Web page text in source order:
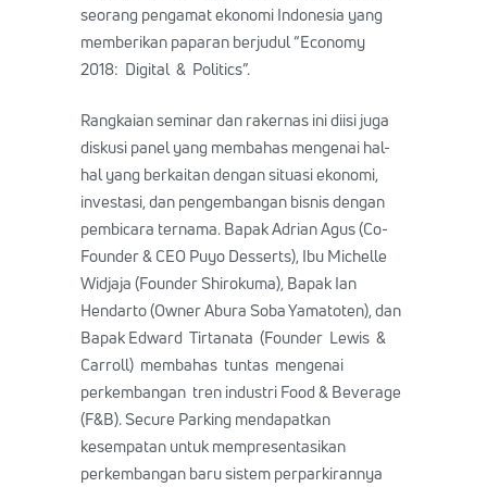
seorang pengamat ekonomi Indonesia yang
memberikan paparan berjudul “Economy
2018: Digital & Politics”.
Rangkaian seminar dan rakernas ini diisi juga
diskusi panel yang membahas mengenai hal-
hal yang berkaitan dengan situasi ekonomi,
investasi, dan pengembangan bisnis dengan
pembicara ternama. Bapak Adrian Agus (Co-
Founder & CEO Puyo Desserts), Ibu Michelle
Widjaja (Founder Shirokuma), Bapak Ian
Hendarto (Owner Abura Soba Yamatoten), dan
Bapak Edward Tirtanata (Founder Lewis &
Carroll) membahas tuntas mengenai
perkembangan tren industri Food & Beverage
(F&B). Secure Parking mendapatkan
kesempatan untuk mempresentasikan
perkembangan baru sistem perparkirannya